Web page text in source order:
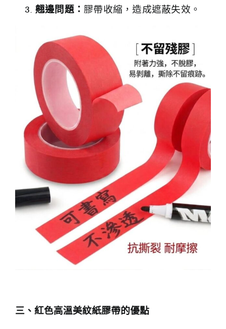
翹邊問題： 膠帶收縮，造成遮蔽失效。
三、紅色高溫美紋紙膠帶的優點